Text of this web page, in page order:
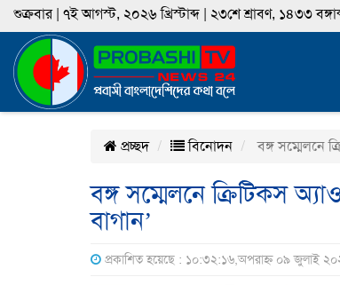
শুক্রবার | ৭ই আগস্ট, ২০২৬ খ্রিস্টাব্দ | ২৩শে শ্রাবণ, ১৪৩৩
প্রচ্ছদ বিনোদন বঙ্গ সম্মেলনে
বঙ্গ সম্মেলনে ক্রিটিকস
বাগান’
প্রকাশিত হয়েছে : ১০:৩২:১৬,অপরাহ্ন ০৯ জুলাই